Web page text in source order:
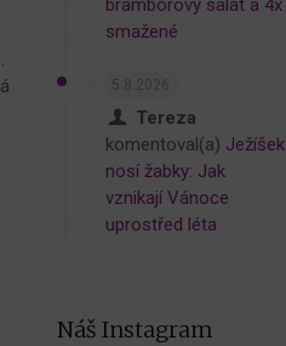
bramborový salát a 4x
smažené
Tereza
komentoval(a) Ježíšek
nosí žabky: Jak
vznikají Vánoce
uprostřed léta
Náš Instagram